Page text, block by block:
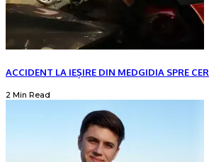
ACCIDENT LA IEȘIRE DIN MEDGIDIA SPRE
2 Min Read